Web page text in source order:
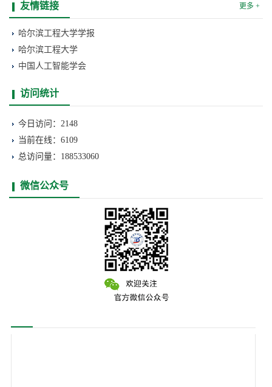
友情链接 更多 +
哈尔滨工程大学学报
哈尔滨工程大学
中国人工智能学会
访问统计
今日访问：2148
当前在线：6109
总访问量：188533060
微信公众号